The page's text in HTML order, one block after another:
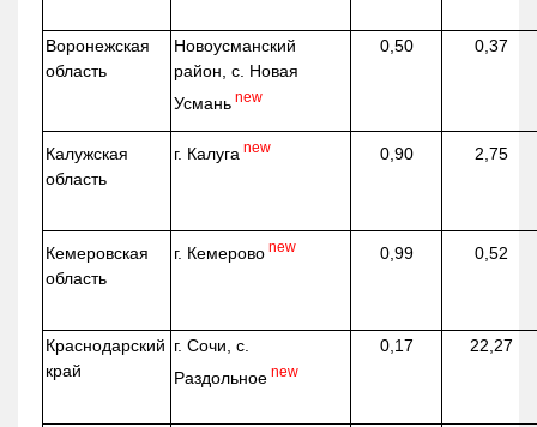
Воронежская
область
Новоусманский
район, с. Новая
Усмань new
0,50 0,37
Калужская
область
г. Калуга new 0,90 2,75
Кемеровская
область
г. Кемерово new 0,99 0,52
Краснодарский
край
г. Сочи, с.
Раздольное new
0,17 22,27